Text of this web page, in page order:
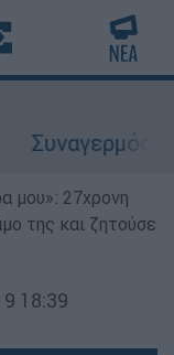
Συναγερμός
μου»: 27χρονη
της και ζητούσε
18:39